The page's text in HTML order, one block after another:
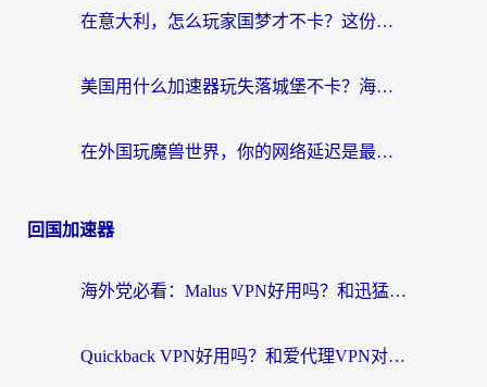
在意大利，怎么玩家国梦才不卡？这份终极加速指南请收好
美国用什么加速器玩失落城堡不卡？海外党亲测有效的国服游戏加速指南
在外国玩魔兽世界，你的网络延迟是最大的敌人
回国加速器
海外党必看：Malus VPN好用吗？和迅猛兔VPN对比哪个回国效果更好？附真实体验与避坑指南
Quickback VPN好用吗？和爱代理VPN对比哪个回国效果更好？